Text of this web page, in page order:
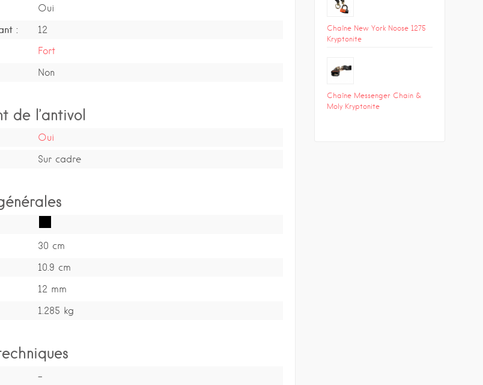
Oui
: 12
Fort
Non
de l’antivol
Oui
Sur cadre
30 cm
10.9 cm
12 mm
1.285 kg
-
Chaîne New York Noose 1275
Kryptonite
Chaîne Messenger Chain &
Moly Kryptonite